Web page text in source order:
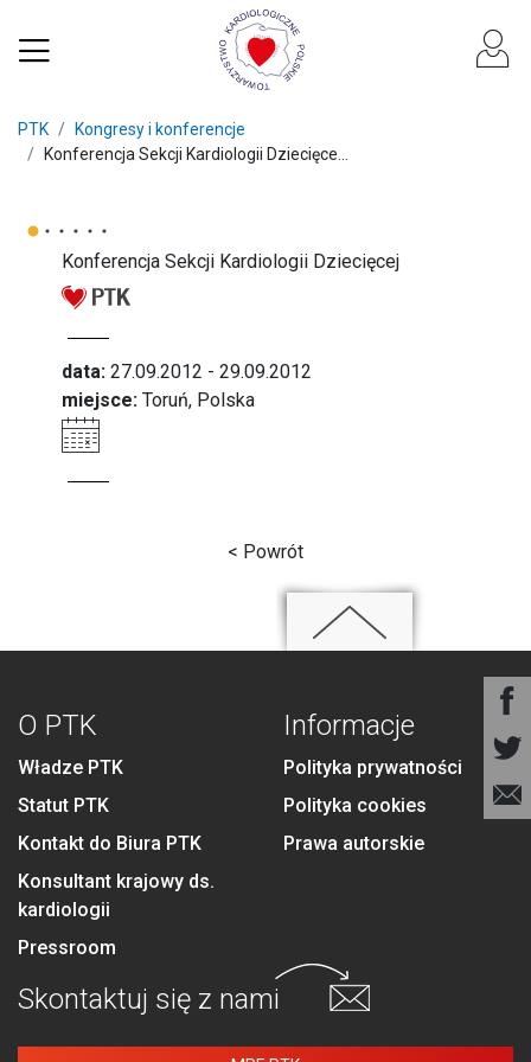
PTK
Kongresy i konferencje
Konferencja Sekcji Kardiologii Dziecięce...
Konferencja Sekcji Kardiologii Dziecięcej
data: 27.09.2012 - 29.09.2012
miejsce: Toruń, Polska
< Powrót
O PTK
Władze PTK
Statut PTK
Kontakt do Biura PTK
Konsultant krajowy ds.
kardiologii
Pressroom
Informacje
Polityka prywatności
Polityka cookies
Prawa autorskie
Skontaktuj się z nami